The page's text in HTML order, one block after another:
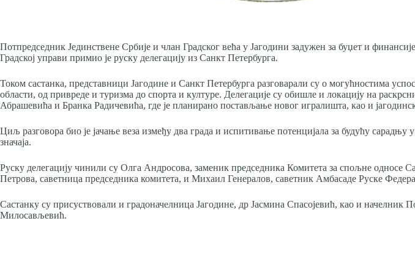
Потпредседник Јединствене Србије и члан Градског већа у Јагодини задужен за буџет и
Градској управи примио је руску делегацију из Санкт Петербурга.
Током састанка, представници Јагодине и Санкт Петербурга разговарали су о могућностима
области, од привреде и туризма до спорта и културе. Делегације су обишле и локацију на
Абрашевића и Бранка Радичевића, где је планирано постављање новог игралишта, као и
Циљ разговора био је јачање веза између два града и испитивање потенцијала за будућу сарадњу
значаја.
Руску делегацију чинили су Олга Андросова, заменик председника Комитета за спољне односе
Петрова, саветница председника комитета, и Михаил Генералов, саветник Амбасаде Руске
Састанку су присуствовали и градоначелница Јагодине, др Јасмина Спасојевић, као и начелник
Милосављевић.